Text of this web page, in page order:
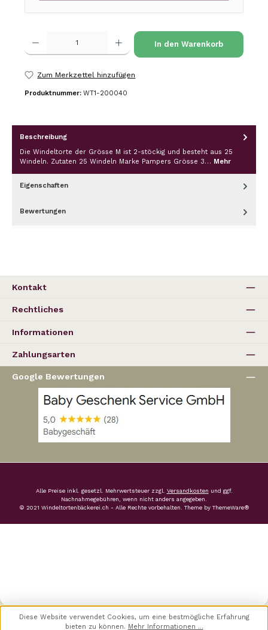
Produkt Anzahl: Gib den gewünschten Wert ein oder benutze die
In den Warenkorb
Zum Merkzettel hinzufügen
Produktnummer: WT1-200040
Beschreibung
Die Windeltorte der Grösse M ist 2-stöckig und besteht aus 25
Windeln. Zutaten 25 Windeln Marke Pampers Grösse 3… Mehr
Eigenschaften
Bewertungen
Kontakt
Rechtliches
Informationen
Zahlungsarten
Google Bewertungen
Alle Preise inkl. gesetzl. Mehrwertsteuer zzgl. Versandkosten und ggf.
Nachnahmegebühren, wenn nicht anders angegeben.
© 2021 Windeltortenbäckerei.ch - Alle Rechte vorbehalten. Theme by ThemeWare®
Diese Website verwendet Cookies, um eine bestmögliche Erfahrung
bieten zu können. Mehr Informationen ...